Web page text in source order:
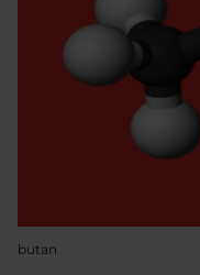
butan